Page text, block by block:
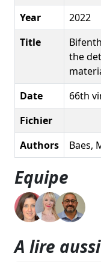
Year
2022
Title
the
Date
66th
Fichier
Authors
Baes,
Equipe
A lire aussi